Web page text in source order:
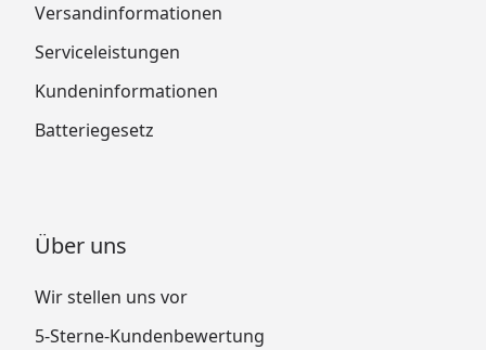
Versandinformationen
Serviceleistungen
Kundeninformationen
Batteriegesetz
Über uns
Wir stellen uns vor
5-Sterne-Kundenbewertung